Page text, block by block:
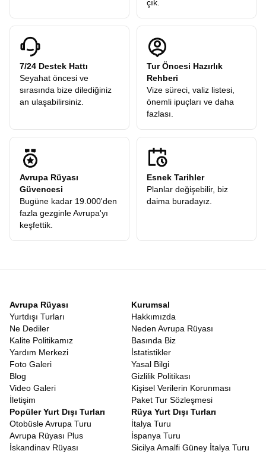
çık.
7/24 Destek Hattı
Seyahat öncesi ve
sırasında bize dilediğiniz
an ulaşabilirsiniz.
Tur Öncesi Hazırlık
Rehberi
Vize süreci, valiz listesi,
önemli ipuçları ve daha
fazlası.
Avrupa Rüyası
Güvencesi
Bugüne kadar 19.000'den
fazla gezginle Avrupa'yı
keşfettik.
Esnek Tarihler
Planlar değişebilir, biz
daima buradayız.
Avrupa Rüyası
Yurtdışı Turları
Ne Dediler
Kalite Politikamız
Yardım Merkezi
Foto Galeri
Blog
Video Galeri
İletişim
Kurumsal
Hakkımızda
Neden Avrupa Rüyası
Basında Biz
İstatistikler
Yasal Bilgi
Gizlilik Politikası
Kişisel Verilerin Korunması
Paket Tur Sözleşmesi
Popüler Yurt Dışı Turları
Otobüsle Avrupa Turu
Avrupa Rüyası Plus
İskandinav Rüyası
Rüya Yurt Dışı Turları
İtalya Turu
İspanya Turu
Sicilya Amalfi Güney İtalya Turu